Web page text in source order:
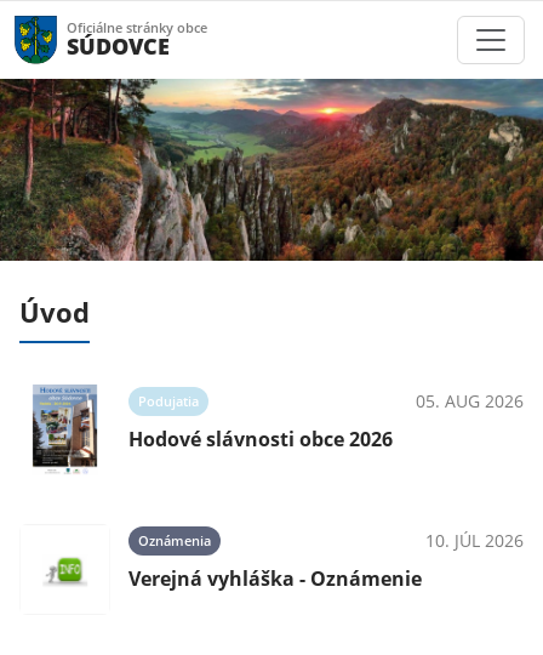
Oficiálne stránky obce
SÚDOVCE
Úvod
Podujatia 05. AUG 2026
Hodové slávnosti obce 2026
Oznámenia 10. JÚL 2026
Verejná vyhláška - Oznámenie